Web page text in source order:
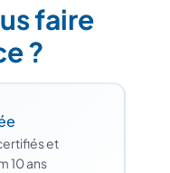
faire
?
et
10 ans